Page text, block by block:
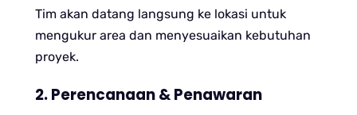
Tim akan datang langsung ke lokasi untuk
mengukur area dan menyesuaikan kebutuhan
proyek.
2. Perencanaan & Penawaran